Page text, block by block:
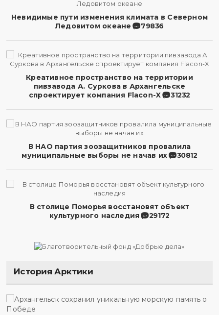
Невидимые пути изменения климата в Северном
Ледовитом океане
79836
Креативное пространство на территории
пивзавода А. Суркова в Архангельске
спроектирует компания Flacon-X
31232
В НАО партия зоозащитников провалила
муниципальные выборы не начав их
30812
В столице Поморья восстановят объект
культурного наследия
29172
История Арктики